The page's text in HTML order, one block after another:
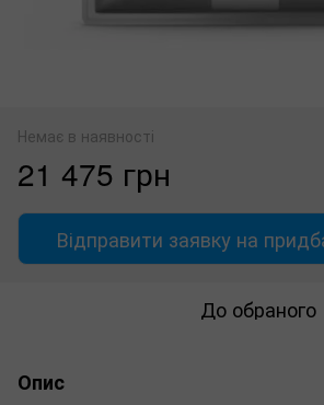
Немає в наявності
21 475 грн
Відправити заявку на
До обраного
Опис